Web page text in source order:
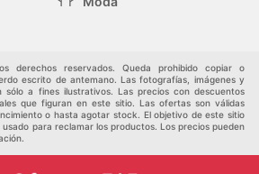
derechos reservados. Queda prohibido copiar o
escrito de antemano. Las fotografías, imágenes y
sólo a fines ilustrativos. Las precios con descuentos
que figuran en este sitio. Las ofertas son válidas
o hasta agotar stock. El objetivo de este sitio
para reclamar los productos. Los precios pueden